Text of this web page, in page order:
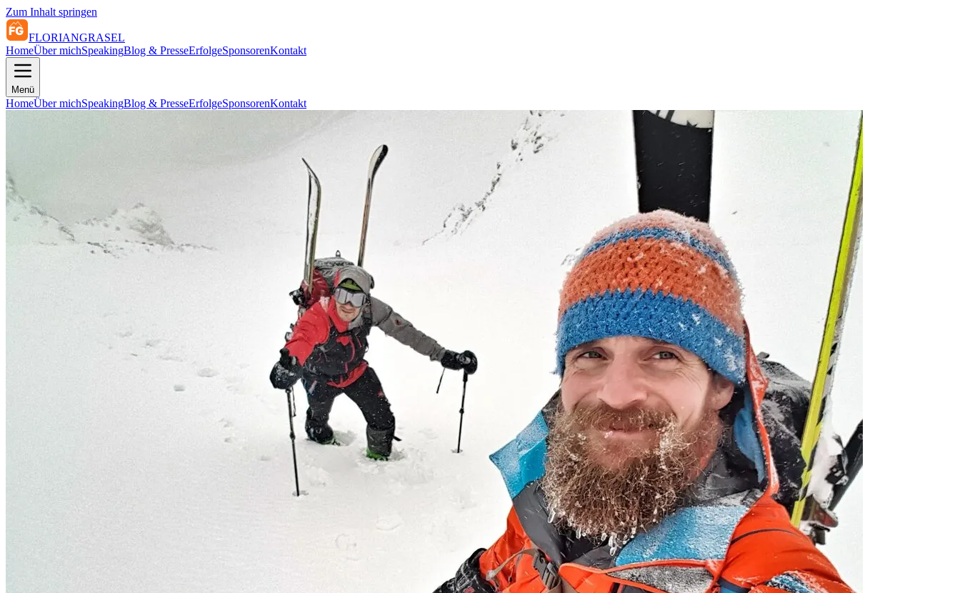
Zum Inhalt springen
FLORIANGRASEL
HomeÜber michSpeakingBlog & PresseErfolgeSponsorenKontakt
Menü
HomeÜber michSpeakingBlog & PresseErfolgeSponsorenKontakt